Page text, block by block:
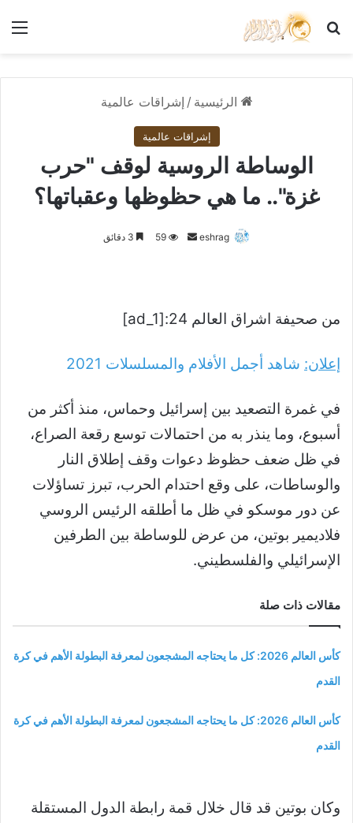
بحث عن
الرئيسية / إشراقات عالمية
إشراقات عالمية
الوساطة الروسية لوقف "حرب
غزة".. ما هي حظوظها وعقباتها؟
eshrag
أرسل 59
من صحيفة اشراق العالم 24:[ad_1]
إعلان: شاهد أجمل الأفلام والمسلسلات 2021
في غمرة التصعيد بين إسرائيل وحماس، منذ أكثر من
أسبوع، وما ينذر به من احتمالات توسع رقعة الصراع،
في ظل ضعف حظوظ دعوات وقف إطلاق النار
والوساطات، على وقع احتدام الحرب، تبرز تساؤلات
عن دور موسكو في ظل ما أطلقه الرئيس الروسي
فلاديمير بوتين، من عرض للوساطة بين الطرفين
الإسرائيلي والفلسطيني.
مقالات ذات صلة
كأس العالم 2026: كل ما يحتاجه المشجعون لمعرفة البطولة الأهم في كرة
القدم
كأس العالم 2026: كل ما يحتاجه المشجعون لمعرفة البطولة الأهم في كرة
القدم
وكان بوتين قد قال خلال قمة رابطة الدول المستقلة